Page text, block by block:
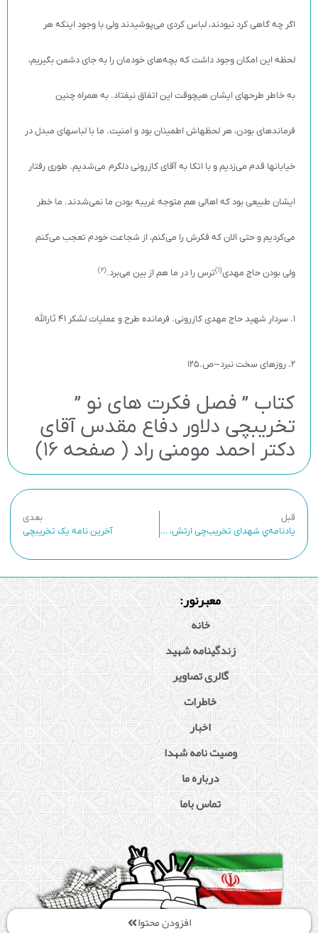
اگر چه گاهی کرد نبودند، لباس کردی می‌پوشیدند ولی با وجود اینکه هر
لحظه این امکان وجود داشت که بچه‌های خودمان را به جای دشمن بگیریم،
به خاطر طرح­های ایشان هیچوقت این اتفاق نیفتاد. به همراه چنین
فرمانده­ای بودن، هر لحظه­اش اطمینان بود و امنیت. ما با لباس­های مبدل در
خیابان­ها قدم می‌زدیم و با اتکا به آقای کازرونی دلگرم می‌شدیم. طوری رفتار
ایشان طبیعی بود که اهالی هم متوجه غریبه بودن ما نمی‌شدند. ما خطر
می‌کردیم و حتی الان که فکرش را می‌کنم، از شجاعت خودم تعجب می‌کنم
ولی بودن حاج مهدی(1) ترس را در ما هم از بین می‌برد.(2)
1. سردار شهید حاج مهدی کازرونی. فرمانده طرح و عملیات لشکر 41 ثارالله
2. روزهای سخت نبرد –ص.125
کتاب ” فصل فکرت های نو ”
تخریبچی دلاور دفاع مقدس آقای
دکتر احمد مومنی راد ( صفحه 16)
قبل
يادنامه‌ي شهدای تخریب‌چی ارتش، به روایت گری تخریبچی شاپور شیردل(21)
بعدی
آخرین نامه یک تخریبچی
معبرنور:
خانه
زندگینامه شهید
گالری تصاویر
خاطرات
اخبار
وصیت نامه شهدا
درباره ما
تماس باما
افزودن محتوا